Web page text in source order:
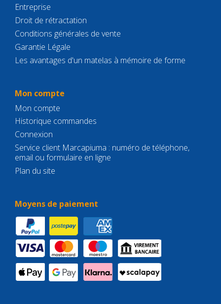
Entreprise
Droit de rétractation
Conditions générales de vente
Garantie Légale
Les avantages d'un matelas à mémoire de forme
Mon compte
Mon compte
Historique commandes
Connexion
Service client Marcapiuma : numéro de téléphone,
email ou formulaire en ligne
Plan du site
Moyens de paiement